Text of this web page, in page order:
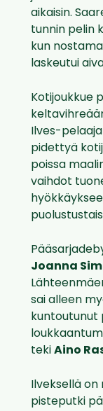
aikaisin.
tunnin pelin
kun
laskeutui
Kotijoukkue
Ilves-
pidettyä
poissa
vaihdot
Joanna
sai alleen
kuntoutunut
teki Aino
Ilveksellä
pisteputki